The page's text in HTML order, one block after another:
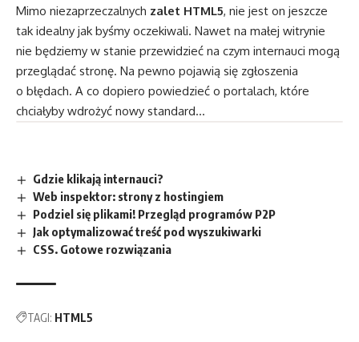
Mimo niezaprzeczalnych zalet HTML5, nie jest on jeszcze
tak idealny jak byśmy oczekiwali. Nawet na małej witrynie
nie będziemy w stanie przewidzieć na czym internauci mogą
przeglądać stronę. Na pewno pojawią się zgłoszenia
o błędach. A co dopiero powiedzieć o portalach, które
chciałyby wdrożyć nowy standard…
Gdzie klikają internauci?
Web inspektor: strony z hostingiem
Podziel się plikami! Przegląd programów P2P
Jak optymalizować treść pod wyszukiwarki
CSS. Gotowe rozwiązania
TAGI: HTML5